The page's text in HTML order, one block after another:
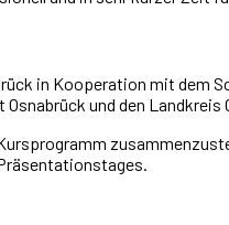
in Kooperation mit dem
und den Landkreis